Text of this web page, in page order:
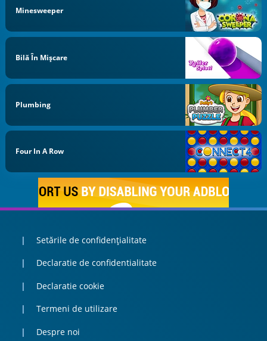
Minesweeper
Bilă În Mișcare
Plumbing
Four In A Row
Setările de confidențialitate
Declaratie de confidentialitate
Declaratie cookie
Termeni de utilizare
Despre noi